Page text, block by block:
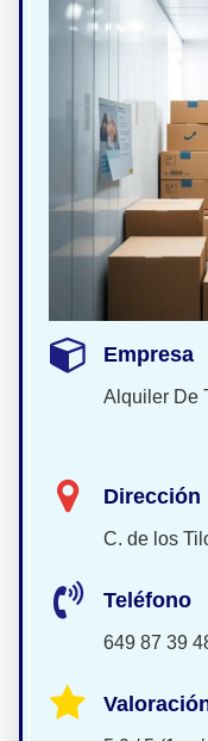
Empresa
Alquiler De
Dirección
C. de los
Teléfono
649 87 39